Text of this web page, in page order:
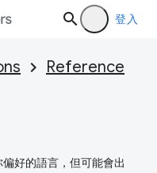
登入
Reference
好的語言，但可能會出